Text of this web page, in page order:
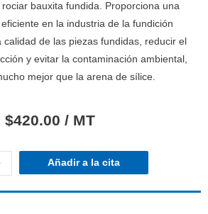
bauxita fundida. Proporciona una
en la industria de la fundición
calidad de las piezas fundidas, reducir el
y evitar la contaminación ambiental,
mejor que la arena de sílice.
$420.00 / MT
Añadir a la cita